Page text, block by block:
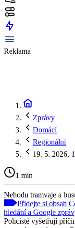
Reklama
Zprávy
Domácí
Regionální
19. 5. 2026,
1 min
Nehodu tramvaje a
Přidejte si obsah
hledání a Google
Policisté vyšetřují